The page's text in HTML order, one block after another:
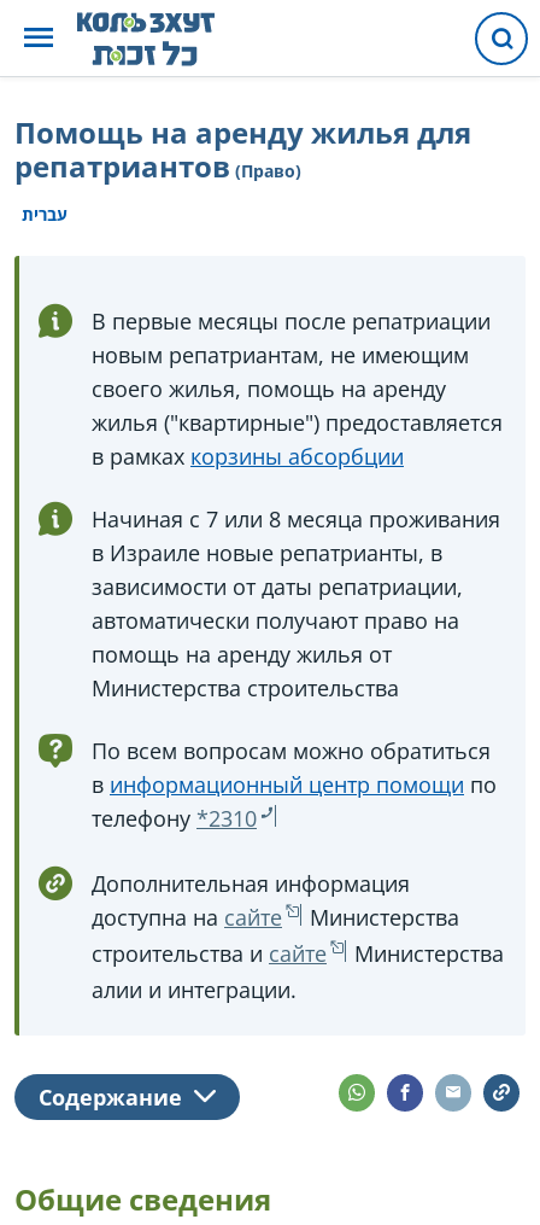
Помощь на аренду жилья для
репатриантов (Право)
עברית
В первые месяцы после репатриации
новым репатриантам, не имеющим
своего жилья, помощь на аренду
жилья ("квартирные") предоставляется
в рамках корзины абсорбции
Начиная с 7 или 8 месяца проживания
в Израиле новые репатрианты, в
зависимости от даты репатриации,
автоматически получают право на
помощь на аренду жилья от
Министерства строительства
По всем вопросам можно обратиться
в информационный центр помощи по
телефону *2310
Дополнительная информация
доступна на сайте
Министерства
строительства и сайте
Министерства
алии и интеграции.
Содержание
Общие сведения